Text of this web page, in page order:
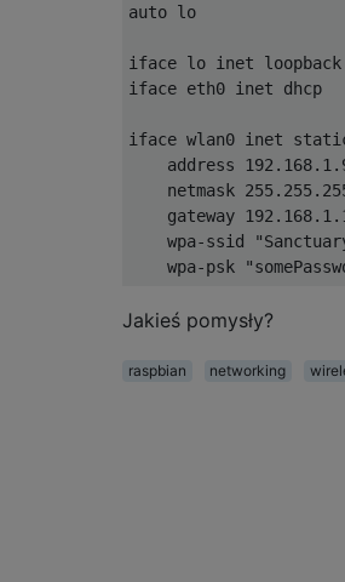
auto lo
iface lo inet loopback
iface eth0 inet dhcp
iface wlan0 inet
address
netmask
gateway
wpa-ssid
Jakieś pomysły?
raspbian networking